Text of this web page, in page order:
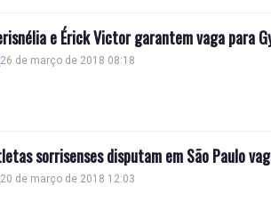
e Érick Victor garantem vaga para
26 de março de 2018 08:18
sorrisenses disputam em São Paulo
20 de março de 2018 12:03